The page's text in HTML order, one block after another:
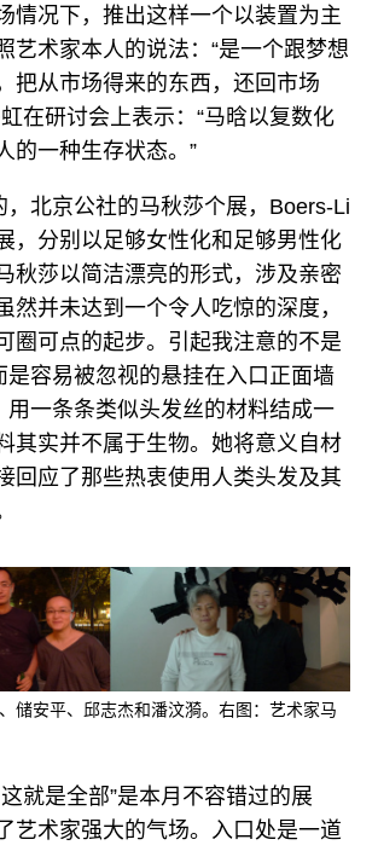
情况下，推出这样一个以装置为主
艺术家本人的说法：“是一个跟梦想
把从市场得来的东西，还回市场
在研讨会上表示：“马晗以复数化
的一种生存状态。”
，北京公社的马秋莎个展，Boers-Li
，分别以足够女性化和足够男性化
秋莎以简洁漂亮的形式，涉及亲密
然并未达到一个令人吃惊的深度，
圈可点的起步。引起我注意的不是
是容易被忽视的悬挂在入口正面墙
用一条条类似头发丝的材料结成一
其实并不属于生物。她将意义自材
回应了那些热衷使用人类头发及其
储安平、邱志杰和潘汶漪。右图：艺术家马
就是全部”是本月不容错过的展
艺术家强大的气场。入口处是一道